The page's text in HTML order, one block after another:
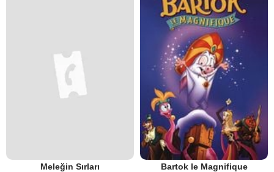
Meleğin Sırları Bartok le Magnifique